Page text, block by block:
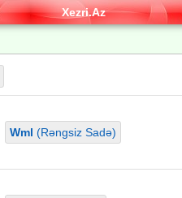
Xezri.Az
Wml (Rəngsiz Sadə)